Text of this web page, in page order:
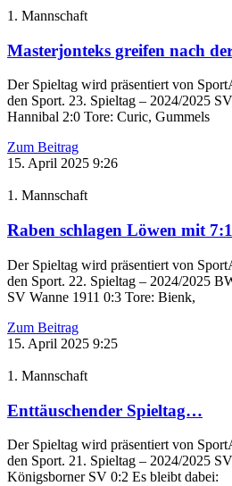
1. Mannschaft
Masterjonteks greifen nach
Der Spieltag wird präsentiert von
den Sport. 23. Spieltag – 2024/2025
Hannibal 2:0 Tore: Curic, Gummels
Zum Beitrag
15. April 2025 9:26
1. Mannschaft
Raben schlagen Löwen mit
Der Spieltag wird präsentiert von
den Sport. 22. Spieltag – 2024/2025
SV Wanne 1911 0:3 Tore: Bienk,
Zum Beitrag
15. April 2025 9:25
1. Mannschaft
Enttäuschender Spieltag…
Der Spieltag wird präsentiert von
den Sport. 21. Spieltag – 2024/2025
Königsborner SV 0:2 Es bleibt dabei: